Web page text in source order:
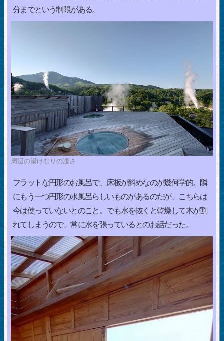
分までという制限がある。
周辺の湯けむりの凄さ
フラットな円形のお風呂で、床板が斜めなのが幾何学的。隣
にもう一つ円形の水風呂らしいものがあるのだが、こちらは
今は使っていないとのこと。でも水を抜くと乾燥して木が割
れてしまうので、常に水を張っているとのお話だった。